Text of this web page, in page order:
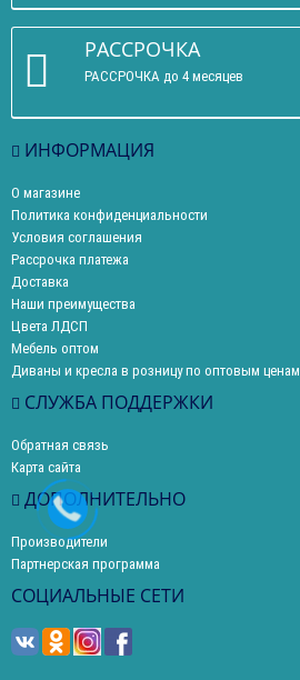
РАССРОЧКА
РАССРОЧКА до 4 месяцев
ИНФОРМАЦИЯ
О магазине
Политика конфиденциальности
Условия соглашения
Рассрочка платежа
Доставка
Наши преимущества
Цвета ЛДСП
Мебель оптом
Диваны и кресла в розницу по оптовым ценам
СЛУЖБА ПОДДЕРЖКИ
Обратная связь
Карта сайта
ДОПОЛНИТЕЛЬНО
Производители
Партнерская программа
СОЦИАЛЬНЫЕ СЕТИ